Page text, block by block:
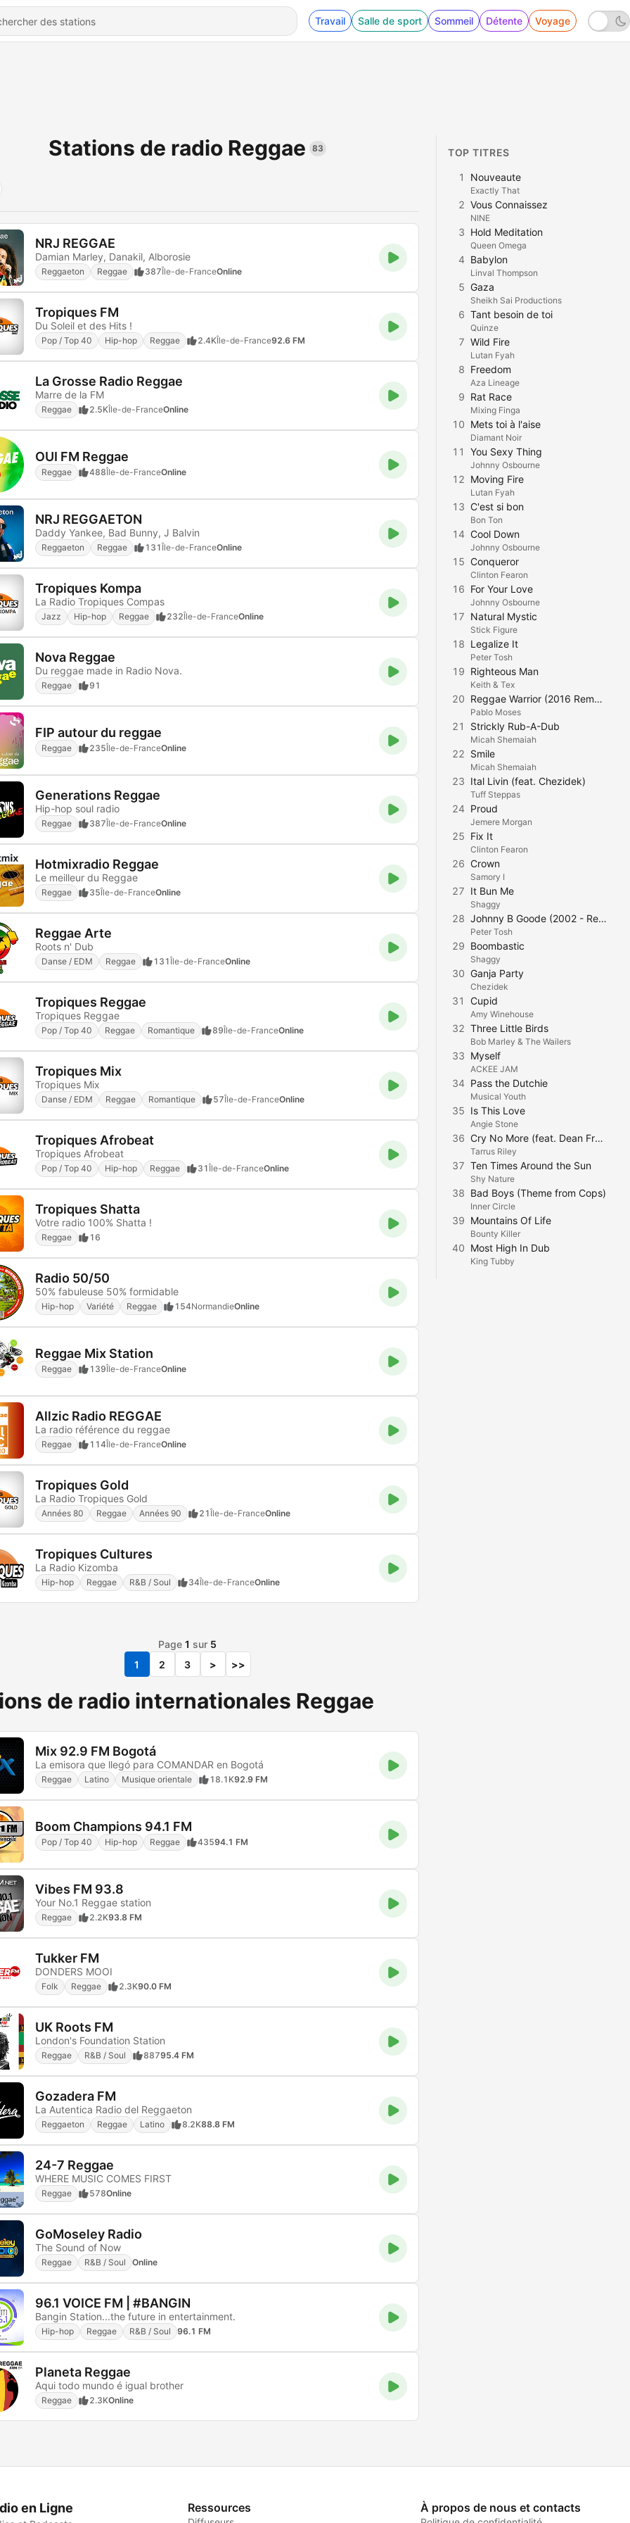
Travail Salle de sport Sommeil Détente Voyage
Stations de radio Reggae 83
NRJ REGGAE
Damian Marley, Danakil, Alborosie
Reggaeton Reggae 387Île-de-FranceOnline
Tropiques FM
Du Soleil et des Hits !
Pop / Top 40 Hip-hop Reggae 2.4KÎle-de-France92.6 FM
La Grosse Radio Reggae
Marre de la FM
Reggae 2.5KÎle-de-FranceOnline
OUI FM Reggae
Reggae 488Île-de-FranceOnline
NRJ REGGAETON
Daddy Yankee, Bad Bunny, J Balvin
Reggaeton Reggae 131Île-de-FranceOnline
Tropiques Kompa
La Radio Tropiques Compas
Jazz Hip-hop Reggae 232Île-de-FranceOnline
Nova Reggae
Du reggae made in Radio Nova.
Reggae 91
FIP autour du reggae
Reggae 235Île-de-FranceOnline
Generations Reggae
Hip-hop soul radio
Reggae 387Île-de-FranceOnline
Hotmixradio Reggae
Le meilleur du Reggae
Reggae 35Île-de-FranceOnline
Reggae Arte
Roots n' Dub
Danse / EDM Reggae 131Île-de-FranceOnline
Tropiques Reggae
Tropiques Reggae
Pop / Top 40 Reggae Romantique 89Île-de-FranceOnline
Tropiques Mix
Tropiques Mix
Danse / EDM Reggae Romantique 57Île-de-FranceOnline
Tropiques Afrobeat
Tropiques Afrobeat
Pop / Top 40 Hip-hop Reggae 31Île-de-FranceOnline
Tropiques Shatta
Votre radio 100% Shatta !
Reggae 16
Radio 50/50
50% fabuleuse 50% formidable
Hip-hop Variété Reggae 154NormandieOnline
Reggae Mix Station
Reggae 139Île-de-FranceOnline
Allzic Radio REGGAE
La radio référence du reggae
Reggae 114Île-de-FranceOnline
Tropiques Gold
La Radio Tropiques Gold
Années 80 Reggae Années 90 21Île-de-FranceOnline
Tropiques Cultures
La Radio Kizomba
Hip-hop Reggae R&B / Soul 34Île-de-FranceOnline
Page 1 sur 5
1
2 3 > >>
de radio internationales Reggae
Mix 92.9 FM Bogotá
La emisora que llegó para COMANDAR en Bogotá
Reggae Latino Musique orientale 18.1K92.9 FM
Boom Champions 94.1 FM
Pop / Top 40 Hip-hop Reggae 43594.1 FM
Vibes FM 93.8
Your No.1 Reggae station
Reggae 2.2K93.8 FM
Tukker FM
DONDERS MOOI
Folk Reggae 2.3K90.0 FM
UK Roots FM
London's Foundation Station
Reggae R&B / Soul 88795.4 FM
Gozadera FM
La Autentica Radio del Reggaeton
Reggaeton Reggae Latino 8.2K88.8 FM
24-7 Reggae
WHERE MUSIC COMES FIRST
Reggae 578Online
GoMoseley Radio
The Sound of Now
Reggae R&B / Soul Online
96.1 VOICE FM | #BANGIN
Bangin Station...the future in entertainment.
Hip-hop Reggae R&B / Soul 96.1 FM
Planeta Reggae
Aqui todo mundo é igual brother
Reggae 2.3KOnline
TOP TITRES
1 Nouveaute
Exactly That
2 Vous Connaissez
NINE
3 Hold Meditation
Queen Omega
4 Babylon
Linval Thompson
5 Gaza
Sheikh Sai Productions
6 Tant besoin de toi
Quinze
7 Wild Fire
Lutan Fyah
8 Freedom
Aza Lineage
9 Rat Race
Mixing Finga
10 Mets toi à l'aise
Diamant Noir
11 You Sexy Thing
Johnny Osbourne
12 Moving Fire
Lutan Fyah
13 C'est si bon
Bon Ton
14 Cool Down
Johnny Osbourne
15 Conqueror
Clinton Fearon
16 For Your Love
Johnny Osbourne
17 Natural Mystic
Stick Figure
18 Legalize It
Peter Tosh
19 Righteous Man
Keith & Tex
20 Reggae Warrior (2016 Remastered)
Pablo Moses
21 Strickly Rub-A-Dub
Micah Shemaiah
22 Smile
Micah Shemaiah
23 Ital Livin (feat. Chezidek)
Tuff Steppas
24 Proud
Jemere Morgan
25 Fix It
Clinton Fearon
26 Crown
Samory I
27 It Bun Me
Shaggy
28 Johnny B Goode (2002 - Remaster)
Peter Tosh
29 Boombastic
Shaggy
30 Ganja Party
Chezidek
31 Cupid
Amy Winehouse
32 Three Little Birds
Bob Marley & The Wailers
33 Myself
ACKEE JAM
34 Pass the Dutchie
Musical Youth
35 Is This Love
Angie Stone
36 Cry No More (feat. Dean Fraser)
Tarrus Riley
37 Ten Times Around the Sun
Shy Nature
38 Bad Boys (Theme from Cops)
Inner Circle
39 Mountains Of Life
Bounty Killer
40 Most High In Dub
King Tubby
en Ligne Ressources À propos de nous et contacts